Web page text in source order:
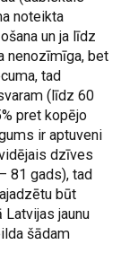
noteikta
un ja līdz
nenozīmīga, bet
tad
(līdz 60
pret kopējo
ir aptuveni
dzīves
81 gads), tad
būt
Latvijas jaunu
šādam